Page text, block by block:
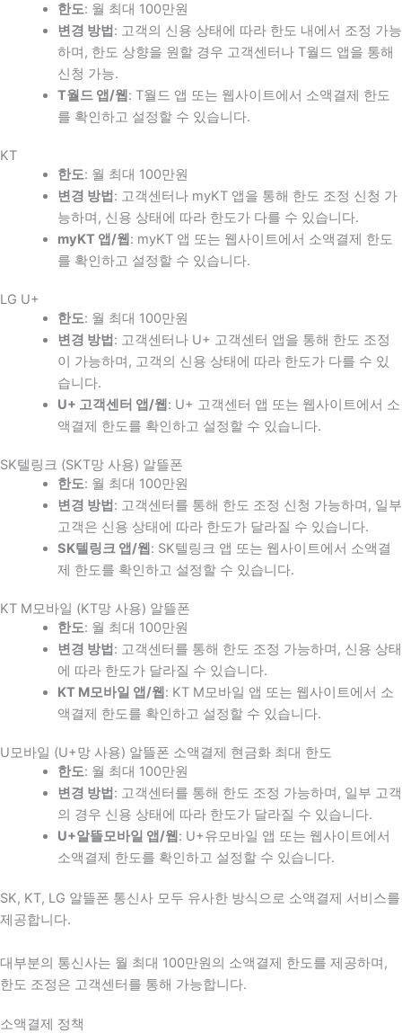
한도: 월 최대 100만원
변경 방법 : 고객의 신용 상태에 따라 한도 내에서 조정 가능
하며, 한도 상향을 원할 경우 고객센터나 T월드 앱을 통해
신청 가능.
T월드 앱/웹 : T월드 앱 또는 웹사이트에서 소액결제 한도
를 확인하고 설정할 수 있습니다.
KT
한도: 월 최대 100만원
변경 방법 : 고객센터나 myKT 앱을 통해 한도 조정 신청 가
능하며, 신용 상태에 따라 한도가 다를 수 있습니다.
myKT 앱/웹 : myKT 앱 또는 웹사이트에서 소액결제 한도
를 확인하고 설정할 수 있습니다.
LG U+
한도: 월 최대 100만원
변경 방법 : 고객센터나 U+ 고객센터 앱을 통해 한도 조정
이 가능하며, 고객의 신용 상태에 따라 한도가 다를 수 있
습니다.
U+ 고객센터 앱/웹 : U+ 고객센터 앱 또는 웹사이트에서 소
액결제 한도를 확인하고 설정할 수 있습니다.
SK텔링크 (SKT망 사용) 알뜰폰
한도: 월 최대 100만원
변경 방법 : 고객센터를 통해 한도 조정 신청 가능하며, 일부
고객은 신용 상태에 따라 한도가 달라질 수 있습니다.
SK텔링크 앱/웹 : SK텔링크 앱 또는 웹사이트에서 소액결
제 한도를 확인하고 설정할 수 있습니다.
KT M모바일 (KT망 사용) 알뜰폰
한도: 월 최대 100만원
변경 방법 : 고객센터를 통해 한도 조정 가능하며, 신용 상태
에 따라 한도가 달라질 수 있습니다.
KT M모바일 앱/웹 : KT M모바일 앱 또는 웹사이트에서 소
액결제 한도를 확인하고 설정할 수 있습니다.
U모바일 (U+망 사용) 알뜰폰 소액결제 현금화 최대 한도
한도: 월 최대 100만원
변경 방법 : 고객센터를 통해 한도 조정 가능하며, 일부 고객
의 경우 신용 상태에 따라 한도가 달라질 수 있습니다.
U+알뜰모바일 앱/웹 : U+유모바일 앱 또는 웹사이트에서
소액결제 한도를 확인하고 설정할 수 있습니다.
SK, KT, LG 알뜰폰 통신사 모두 유사한 방식으로 소액결제 서비스를
제공합니다.
대부분의 통신사는 월 최대 100만원의 소액결제 한도를 제공하며,
한도 조정은 고객센터를 통해 가능합니다.
소액결제 정책